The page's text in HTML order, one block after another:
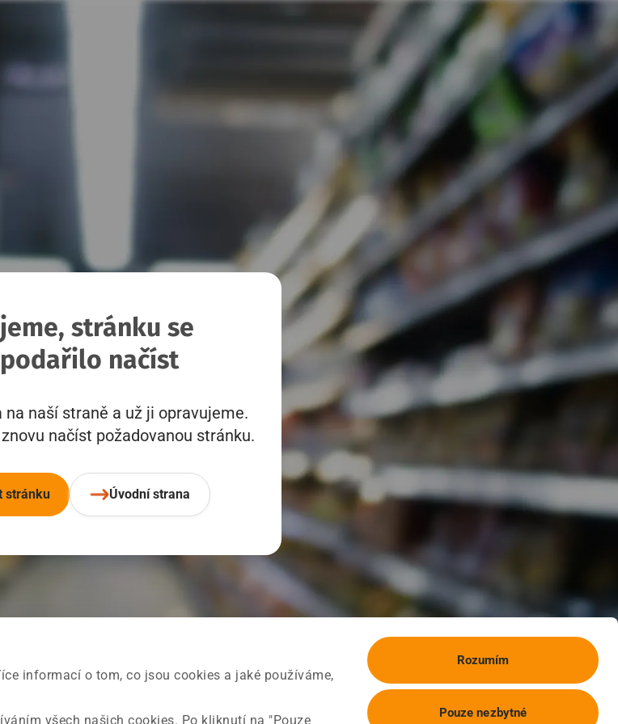
informací o tom, co jsou cookies a jaké používáme,
všech našich cookies. Po kliknutí na "Pouze
Rozumím
Pouze nezbytné
stránku se
načíst
na naší straně a už ji opravujeme.
načíst požadovanou stránku.
stránku Úvodní strana